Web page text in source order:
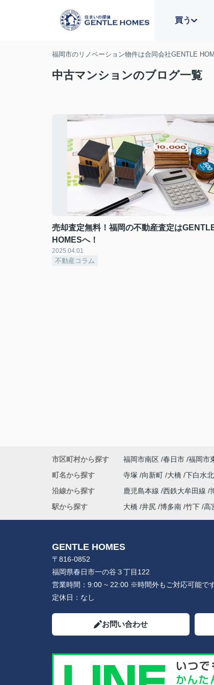
買う
福岡市のリノベーション物件は合同会社GENTLE
中古マンションのブログ一覧
売却査定無料！福岡の不動産査定は
HOMESへ！
2025.04.01
不動産コラム
市区町村から探す 福岡市南区 春日市 福岡市
町名から探す
寺塚 向新町 大橋 下白水北
沿線から探す
鹿児島本線 西鉄大牟田線
駅から探す
大橋 井尻 博多南 竹下 高
GENTLE HOMES
〒816-0852
福岡県春日市一の谷３丁目122
営業時間： 9:00 ~ 22:00 ※時間外もご対応可能で
定休日： なし
お問い合わせ